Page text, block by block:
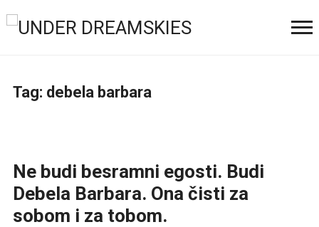
Tag: debela barbara
Ne budi besramni egosti. Budi
Debela Barbara. Ona čisti za
sobom i za tobom.